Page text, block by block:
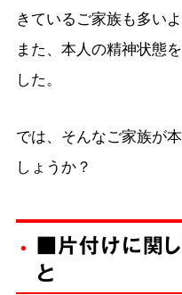
きているご家族も多いよ
また、本人の精神状態
した。
では、そんなご家族が
しょうか？
■片付けに関
と